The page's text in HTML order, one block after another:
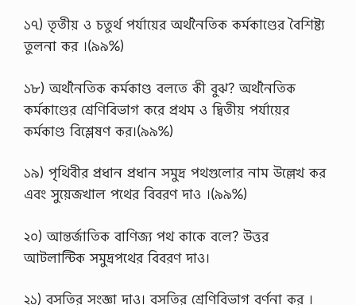
১৭) তৃতীয় ও চতুর্থ পর্যায়ের অর্থনৈতিক কর্মকাণ্ডের বৈশিষ্ট্য
তুলনা কর ।(৯৯%)
১৮) অর্থনৈতিক কর্মকাণ্ড বলতে কী বুঝ? অর্থনৈতিক
কর্মকাণ্ডের শ্রেণিবিভাগ করে প্রথম ও দ্বিতীয় পর্যায়ের
কর্মকাণ্ড বিশ্লেষণ কর।(৯৯%)
১৯) পৃথিবীর প্রধান প্রধান সমুদ্র পথগুলাের নাম উল্লেখ কর
এবং সুয়েজখাল পথের বিবরণ দাও ।(৯৯%)
২০) আন্তর্জাতিক বাণিজ্য পথ কাকে বলে? উত্তর
আটলান্টিক সমুদ্রপথের বিবরণ দাও।
২১) বসতির সংজ্ঞা দাও। বসতির শ্রেণিবিভাগ বর্ণনা কর ।